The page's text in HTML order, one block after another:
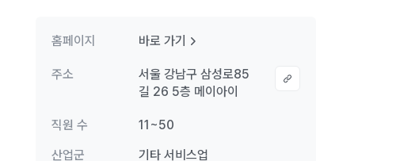
홈페이지 바로 가기
주소
서울 강남구 삼성로85
길 26 5층 메이아이
직원 수
11~50
산업군
기타 서비스업